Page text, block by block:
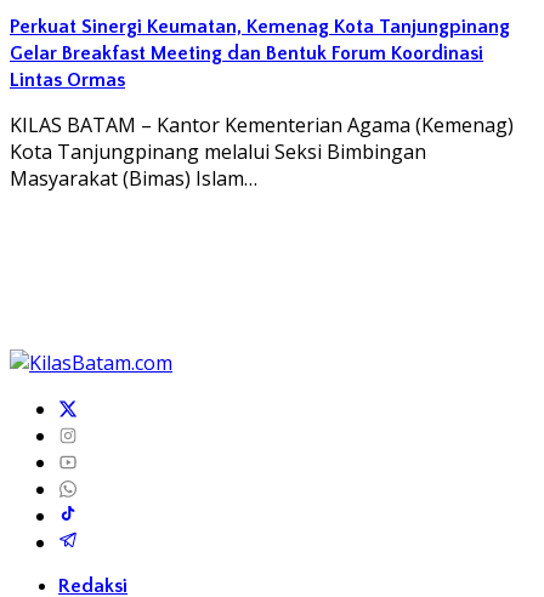
Perkuat Sinergi Keumatan, Kemenag Kota Tanjungpinang
Gelar Breakfast Meeting dan Bentuk Forum Koordinasi
Lintas Ormas
KILAS BATAM – Kantor Kementerian Agama (Kemenag)
Kota Tanjungpinang melalui Seksi Bimbingan
Masyarakat (Bimas) Islam…
Redaksi